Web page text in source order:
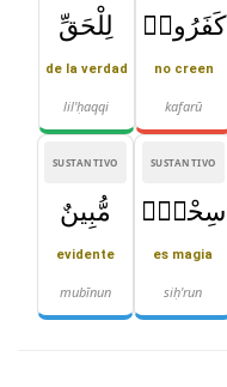
كَفَرُوا۟
no creen
kafarū
لِلْحَقِّ
de la verdad
lil'ḥaqqi
SUSTANTIVO
سِحْرٌۭ
es magia
siḥ'run
SUSTANTIVO
مُّبِينٌ
evidente
mubīnun